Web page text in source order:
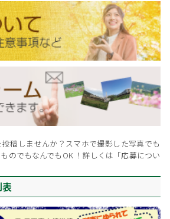
稿しませんか？スマホで撮影した写真でも
のでもなんでもOK ！詳しくは「応募につい